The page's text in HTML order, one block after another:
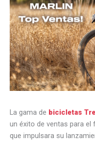
La gama de bicicletas
un éxito de ventas para
que impulsara su